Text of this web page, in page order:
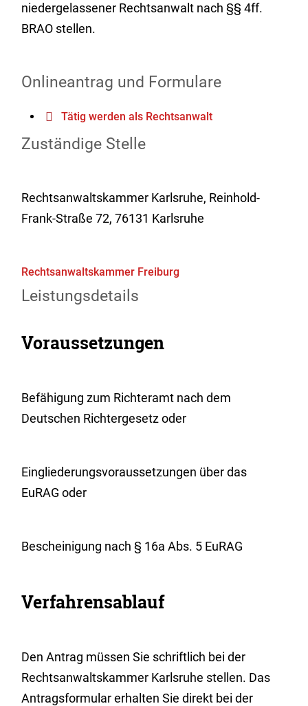
niedergelassener Rechtsanwalt nach §§ 4ff.
BRAO stellen.
Onlineantrag und Formulare
Tätig werden als Rechtsanwalt
Zuständige Stelle
Rechtsanwaltskammer Karlsruhe, Reinhold-
Frank-Straße 72, 76131 Karlsruhe
Rechtsanwaltskammer Freiburg
Leistungsdetails
Voraussetzungen
Befähigung zum Richteramt nach dem
Deutschen Richtergesetz oder
Eingliederungsvoraussetzungen über das
EuRAG oder
Bescheinigung nach § 16a Abs. 5 EuRAG
Verfahrensablauf
Den Antrag müssen Sie schriftlich bei der
Rechtsanwaltskammer Karlsruhe stellen. Das
Antragsformular erhalten Sie direkt bei der